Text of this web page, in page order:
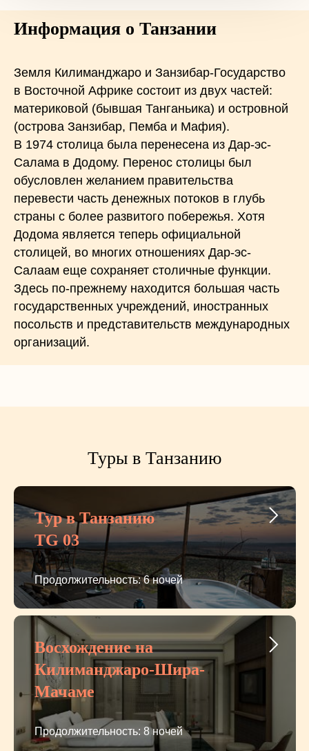
Информация о Танзании
Земля Килиманджаро и Занзибар-Государство
в Восточной Африке состоит из двух частей:
материковой (бывшая Танганьика) и островной
(острова Занзибар, Пемба и Мафия).
В 1974 столица была перенесена из Дар-эс-
Салама в Додому. Перенос столицы был
обусловлен желанием правительства
перевести часть денежных потоков в глубь
страны с более развитого побережья. Хотя
Додома является теперь официальной
столицей, во многих отношениях Дар-эс-
Салаам еще сохраняет столичные функции.
Здесь по-прежнему находится большая часть
государственных учреждений, иностранных
посольств и представительств международных
организаций.
Туры в Танзанию
Тур в Танзанию
TG 03
Продолжительность: 6 ночей
Восхождение на
Килиманджаро-Шира-
Мачаме
Продолжительность: 8 ночей